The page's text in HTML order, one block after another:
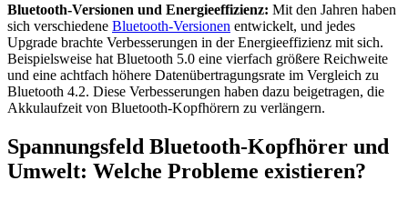
Bluetooth-Versionen und Energieeffizienz: Mit den Jahren haben
sich verschiedene Bluetooth-Versionen entwickelt, und jedes
Upgrade brachte Verbesserungen in der Energieeffizienz mit sich.
Beispielsweise hat Bluetooth 5.0 eine vierfach größere Reichweite
und eine achtfach höhere Datenübertragungsrate im Vergleich zu
Bluetooth 4.2. Diese Verbesserungen haben dazu beigetragen, die
Akkulaufzeit von Bluetooth-Kopfhörern zu verlängern.
Spannungsfeld Bluetooth-Kopfhörer und
Umwelt: Welche Probleme existieren?